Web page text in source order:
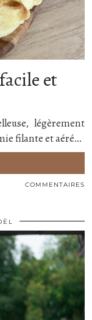
et
légèrement
filante et aéré…
COMMENTAIRES